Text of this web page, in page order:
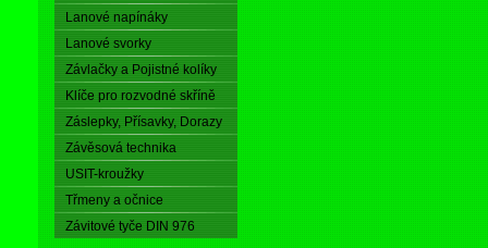
Lanové napínáky
Lanové svorky
Závlačky a Pojistné kolíky
Klíče pro rozvodné skříně
Záslepky, Přísavky, Dorazy
Závěsová technika
USIT-kroužky
Třmeny a očnice
Závitové tyče DIN 976